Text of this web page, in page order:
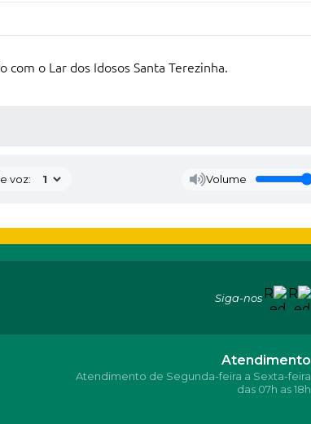
o Lar dos Idosos Santa Terezinha.
voz: Volume
Siga-nos
Atendimento
Atendimento de Segunda-feira a Sexta-feira
das 07h as 18h